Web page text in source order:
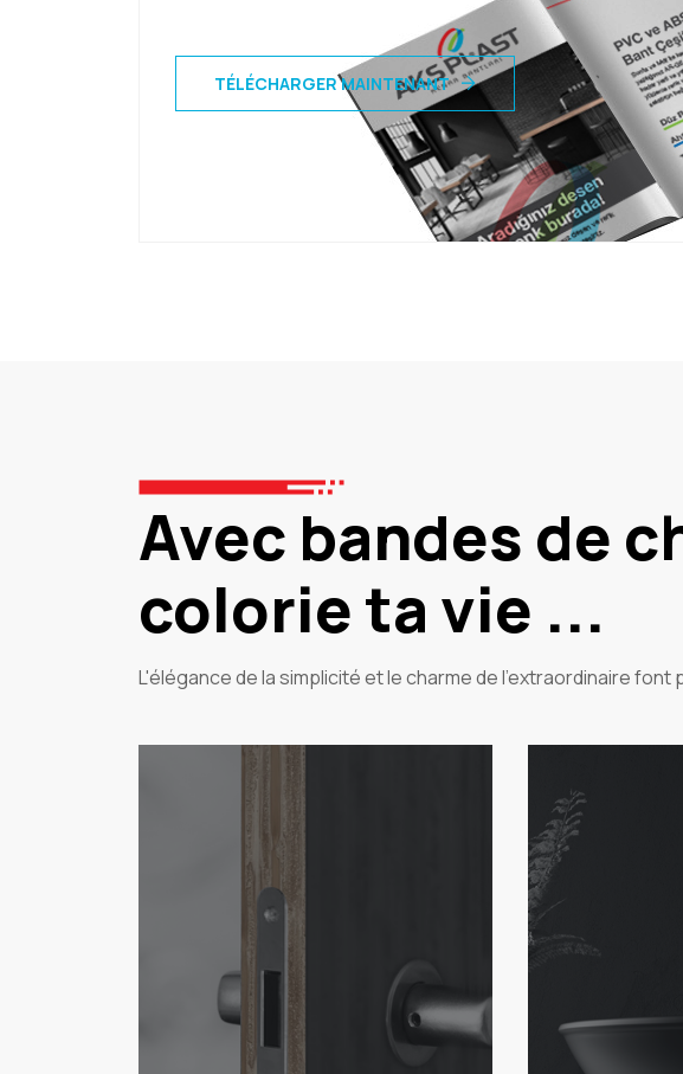
TÉLÉCHARGER MAINTENANT
Avec bandes de
colorie ta vie ...
L'élégance de la simplicité et le charme de l'extraordinaire